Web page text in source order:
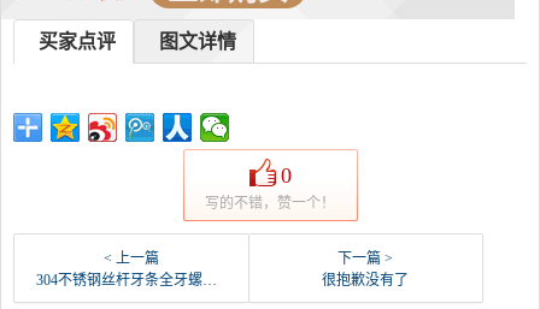
图文详情
买家点评
0
写的不错，赞一个！
< 上一篇
304不锈钢丝杆牙条全牙螺杆螺纹棒M2M2.5M3-螺纹钢(琦城五金专营店仅售3.6元)
下一篇 >
很抱歉没有了